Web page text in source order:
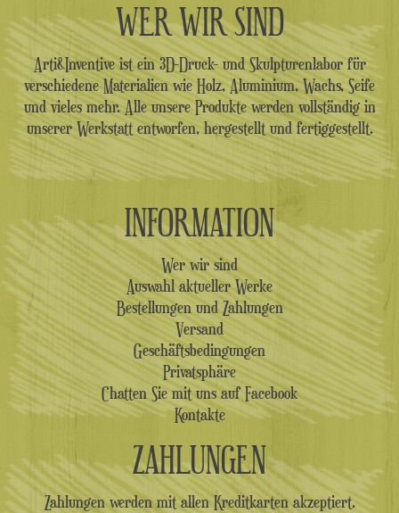
WER WIR SIND
Arti&Inventive ist ein 3D-Druck- und Skulpturenlabor für
verschiedene Materialien wie Holz, Aluminium, Wachs, Seife
und vieles mehr. Alle unsere Produkte werden vollständig in
unserer Werkstatt entworfen, hergestellt und fertiggestellt.
INFORMATION
Wer wir sind
Auswahl aktueller Werke
Bestellungen und Zahlungen
Versand
Geschäftsbedingungen
Privatsphäre
Chatten Sie mit uns auf Facebook
Kontakte
ZAHLUNGEN
Zahlungen werden mit allen Kreditkarten akzeptiert.